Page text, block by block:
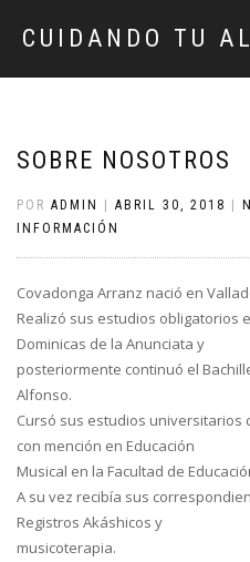
CUIDANDO TU
SOBRE NOSOTROS
POR ADMIN ABRIL 30, 2018
INFORMACIÓN
Covadonga Arranz nació en
Realizó sus estudios obligatorios
Dominicas de la Anunciata y
posteriormente continuó el
Alfonso.
Cursó sus estudios universitarios
con mención en Educación
Musical en la Facultad de
A su vez recibía sus
Registros Akáshicos y
musicoterapia.